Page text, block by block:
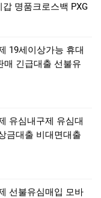
명품크로스백 PXG
19세이상가능 휴대
매 긴급대출 선불유
유심내구제 유심대
금대출 비대면대출
선불유심매입 모바